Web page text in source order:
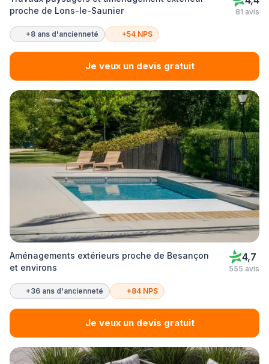
proche de Lons-le-Saunier
81 avis
+8 ans d'ancienneté +54 NPS
Je veux un devis gratuit
Aménagements extérieurs proche de Besançon
et environs
4,7
555 avis
+36 ans d'ancienneté +84 NPS
Je veux un devis gratuit